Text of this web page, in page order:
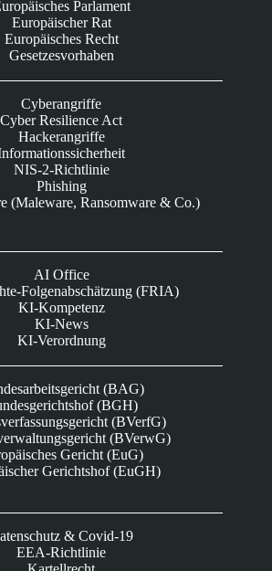
Parlament
Europäischer Rat
Europäisches Recht
Gesetzesvorhaben
Cyberangriffe
Cyber Resilience Act
Hackerangriffe
NIS-2-Richtlinie
Phishing
(Maleware, Ransomware & Co.)
AI Office
Folgenabschätzung (FRIA)
KI-Kompetenz
KI-News
KI-Verordnung
(BAG)
(BGH)
(BVerfG)
(BVerwG)
Gericht (EuG)
Gerichtshof (EuGH)
& Covid-19
EEA-Richtlinie